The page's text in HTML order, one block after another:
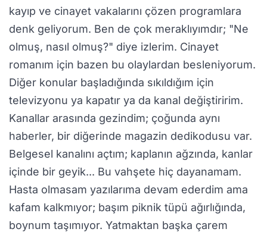
kayıp ve cinayet vakalarını çözen programlara
denk geliyorum. Ben de çok meraklıyımdır; "Ne
olmuş, nasıl olmuş?" diye izlerim. Cinayet
romanım için bazen bu olaylardan besleniyorum.
Diğer konular başladığında sıkıldığım için
televizyonu ya kapatır ya da kanal değiştiririm.
Kanallar arasında gezindim; çoğunda aynı
haberler, bir diğerinde magazin dedikodusu var.
Belgesel kanalını açtım; kaplanın ağzında, kanlar
içinde bir geyik... Bu vahşete hiç dayanamam.
Hasta olmasam yazılarıma devam ederdim ama
kafam kalkmıyor; başım piknik tüpü ağırlığında,
boynum taşımıyor. Yatmaktan başka çarem